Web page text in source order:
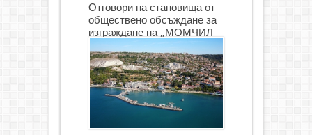
Отговори на становища от
обществено обсъждане за
изграждане на „МОМЧИЛ
ГОЛФ И ГОЛФ ИГРИЩЕ”